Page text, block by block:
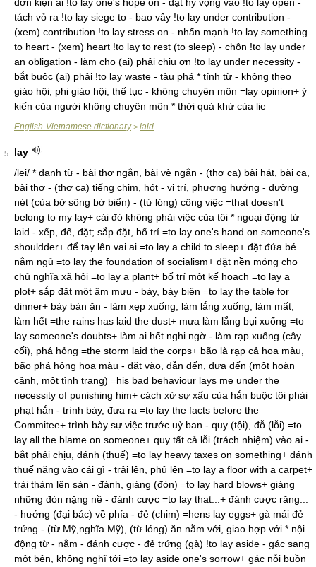
tách vỏ ra !to lay siege to - bao vây !to lay under contribution -
(xem) contribution !to lay stress on - nhấn mạnh !to lay something
to heart - (xem) heart !to lay to rest (to sleep) - chôn !to lay under
an obligation - làm cho (ai) phải chịu ơn !to lay under necessity -
bắt buộc (ai) phải !to lay waste - tàu phá * tính từ - không theo
giáo hội, phi giáo hội, thế tục - không chuyên môn =lay opinion+ ý
kiến của người không chuyên môn * thời quá khứ của lie
English-Vietnamese dictionary> laid
5
lay
/lei/ * danh từ - bài thơ ngắn, bài vè ngắn - (thơ ca) bài hát, bài ca,
bài thơ - (thơ ca) tiếng chim, hót - vị trí, phương hướng - đường
nét (của bờ sông bờ biển) - (từ lóng) công việc =that doesn't
belong to my lay+ cái đó không phải việc của tôi * ngoại động từ
laid - xếp, để, đặt; sắp đặt, bố trí =to lay one's hand on someone's
shouldder+ để tay lên vai ai =to lay a child to sleep+ đặt đứa bé
nằm ngủ =to lay the foundation of socialism+ đặt nền móng cho
chủ nghĩa xã hội =to lay a plant+ bố trí một kế hoạch =to lay a
plot+ sắp đặt một âm mưu - bày, bày biện =to lay the table for
dinner+ bày bàn ăn - làm xẹp xuống, làm lắng xuống, làm mất,
làm hết =the rains has laid the dust+ mưa làm lắng bụi xuống =to
lay someone's doubts+ làm ai hết nghi ngờ - làm rạp xuống (cây
cối), phá hỏng =the storm laid the corps+ bão là rạp cả hoa màu,
bão phá hỏng hoa màu - đặt vào, dẫn đến, đưa đến (một hoàn
cảnh, một tình trạng) =his bad behaviour lays me under the
necessity of punishing him+ cách xử sự xấu của hắn buộc tôi phải
phạt hắn - trình bày, đưa ra =to lay the facts before the
Commitee+ trình bày sự việc trước uỷ ban - quy (tội), đỗ (lỗi) =to
lay all the blame on someone+ quy tất cả lỗi (trách nhiệm) vào ai -
bắt phải chịu, đánh (thuế) =to lay heavy taxes on something+ đánh
thuế nặng vào cái gì - trải lên, phủ lên =to lay a floor with a carpet+
trải thảm lên sàn - đánh, giáng (đòn) =to lay hard blows+ giáng
những đòn nặng nề - đánh cược =to lay that...+ đánh cược răng...
- hướng (đại bác) về phía - đẻ (chim) =hens lay eggs+ gà mái đẻ
trứng - (từ Mỹ,nghĩa Mỹ), (từ lóng) ăn nằm với, giao hợp với * nội
động từ - nằm - đánh cược - đẻ trứng (gà) !to lay aside - gác sang
một bên, không nghĩ tới =to lay aside one's sorrow+ gác nỗi buồn